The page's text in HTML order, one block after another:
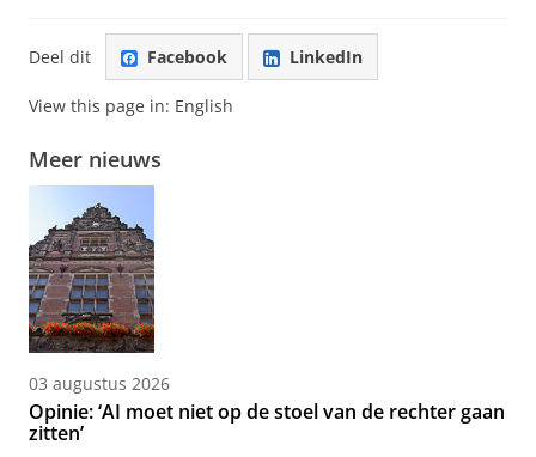
Deel dit Facebook LinkedIn
View this page in: English
Meer nieuws
03 augustus 2026
Opinie: ‘AI moet niet op de stoel van de rechter gaan
zitten’